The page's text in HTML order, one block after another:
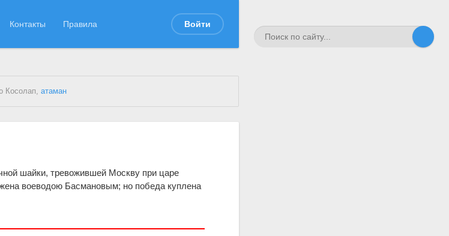
Контакты Правила Войти
Косолап,атаман
шайки, тревожившей Москву при царе
воеводою Басмановым; но победа куплена